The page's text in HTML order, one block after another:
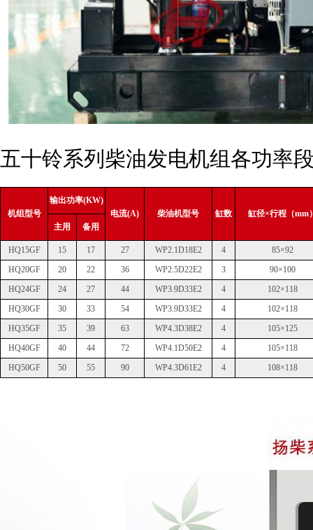
五十铃系列柴油发电机组各功率
机组型号
输出功率(KW)
电流(A)
柴油机型号 缸数
缸径×行程（mm
主用
备用
HQ15GF 15 17 27 WP2.1D18E2 4
85×92
HQ20GF
20 22 36 WP2.5D22E2 3
90×100
HQ24GF
24 27 44 WP3.9D33E2 4
102×118
HQ30GF
30 33 54 WP3.9D33E2 4
102×118
HQ35GF
35 39 63 WP4.3D38E2 4
105×125
HQ40GF
40 44 72 WP4.1D50E2 4
105×118
HQ50GF
50 55 90 WP4.3D61E2 4 108×118